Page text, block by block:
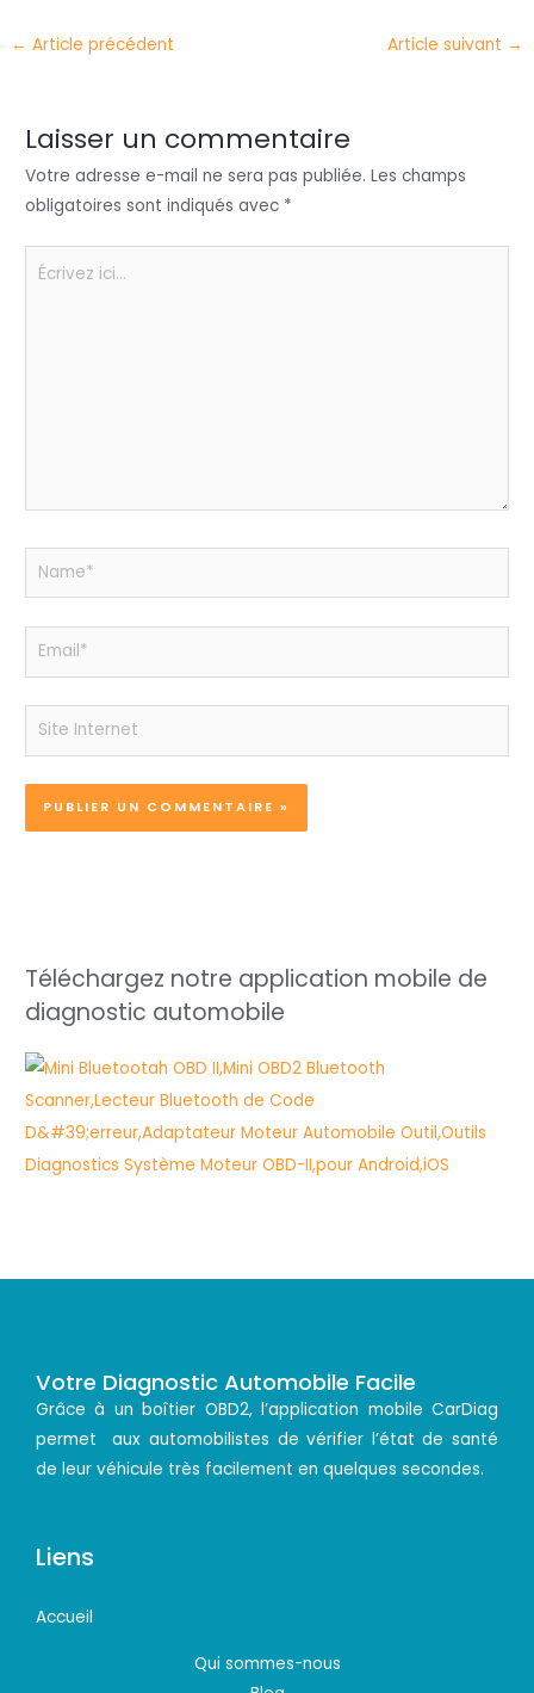
itt
er
k
e
n
c
e
o
o
k
p
p
er
← Article précédent Article suivant →
Laisser un commentaire
Votre adresse e-mail ne sera pas publiée. Les champs
obligatoires sont indiqués avec *
Écrivez
Name*
Email*
Site
Téléchargez notre application mobile de
diagnostic automobile
Votre Diagnostic Automobile Facile
Grâce à un boîtier OBD2, l’application mobile CarDiag
permet aux automobilistes de vérifier l’état de santé
de leur véhicule très facilement en quelques secondes.
Liens
Accueil
Qui sommes-nous